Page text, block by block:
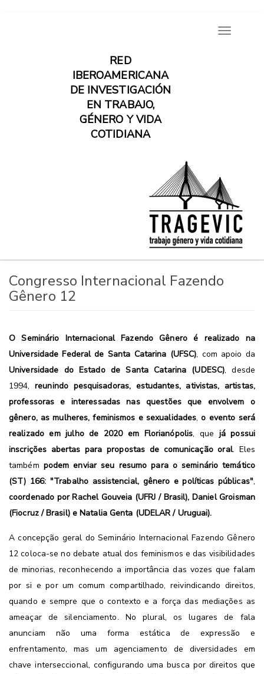
RED
IBEROAMERICANA
DE INVESTIGACIÓN
EN TRABAJO,
GÉNERO Y VIDA
COTIDIANA
Toggle
Congresso Internacional Fazendo
Gênero 12
O Seminário Internacional Fazendo Gênero é realizado na
Universidade Federal de Santa Catarina (UFSC), com apoio da
Universidade do Estado de Santa Catarina (UDESC), desde
1994,reunindo pesquisadoras, estudantes, ativistas, artistas,
professoras e interessadas nas questões que envolvem o
gênero, as mulheres, feminismos e sexualidades,o evento será
realizado em julho de 2020 em Florianópolis, que já possui
inscrições abertas para propostas de comunicação oral. Eles
também podem enviar seu resumo para o seminário temático
(ST) 166: "Trabalho assistencial, gênero e políticas públicas",
coordenado por Rachel Gouveia (UFRJ / Brasil), Daniel Groisman
(Fiocruz / Brasil) e Natalia Genta (UDELAR / Uruguai).
A concepção geral do Seminário Internacional Fazendo Gênero
12 coloca-se no debate atual dos feminismos e das visibilidades
de minorias, reconhecendo a importância das vozes que falam
por si e por um comum compartilhado, reivindicando direitos,
quando e sempre que o contexto e a força das mediações as
ameaçar de silenciamento. No plural, os lugares de fala
anunciam não uma forma estática de expressão e
enfrentamento, mas um agenciamento de diversidades em
chave interseccional, configurando uma busca por direitos que